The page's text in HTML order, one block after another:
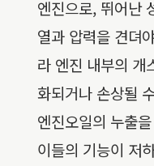
엔진으로, 뛰어난
열과 압력을 견뎌
라 엔진 내부의
화되거나 손상될
엔진오일의 누출
이들의 기능이 저